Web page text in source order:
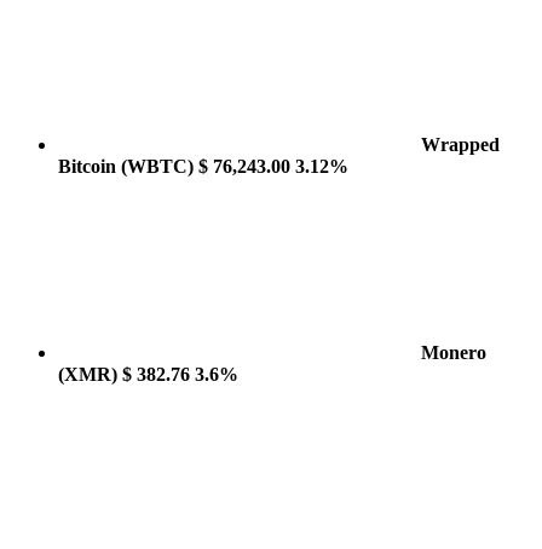
Wrapped
Bitcoin (WBTC) $ 76,243.00 3.12%
Monero
(XMR) $ 382.76 3.6%